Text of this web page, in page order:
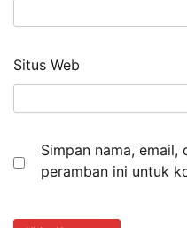
Situs Web
Simpan nama,
peramban ini untuk